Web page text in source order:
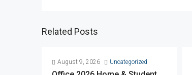
Related Posts
August 9, 2026 Uncategorized